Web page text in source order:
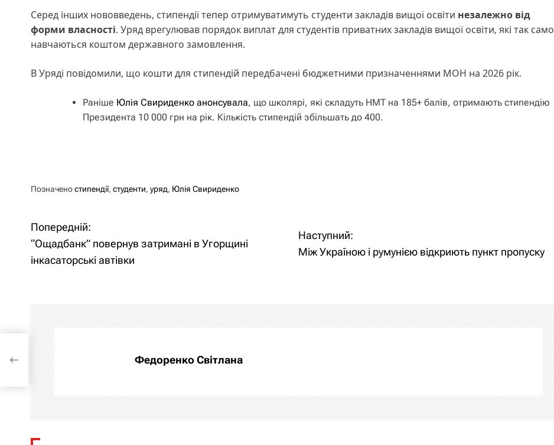
Серед інших нововведень, стипендії тепер отримуватимуть студенти закладів вищої освіти незалежно від
форми власності. Уряд врегулював порядок виплат для студентів приватних закладів вищої освіти, які так само
навчаються коштом державного замовлення.
В Уряді повідомили, що кошти для стипендій передбачені бюджетними призначеннями МОН на 2026 рік.
Раніше Юлія Свириденко анонсувала, що школярі, які складуть НМТ на 185+ балів, отримають стипендію
Президента 10 000 грн на рік. Кількість стипендій збільшать до 400.
Позначеностипендії, студенти, уряд, Юлія Свириденко
Н
а
і
г
а
ц
і
я
Попередній:
“Ощадбанк” повернув затримані в Угорщині
інкасаторські автівки
Наступний:
Між Україною і румунією відкриють пункт пропуску
Федоренко Світлана